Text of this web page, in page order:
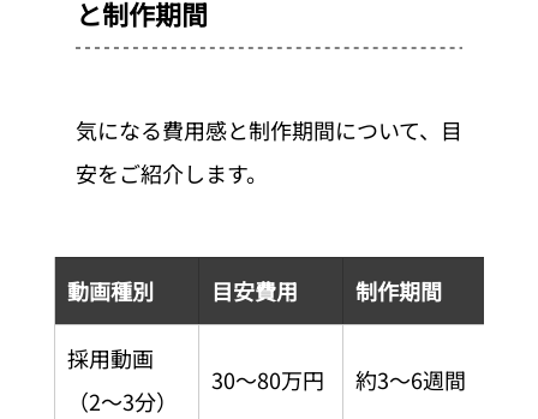
と制作期間
気になる費用感と制作期間について、目
安をご紹介します。
動画種別 目安費用 制作期間
採用動画
（2〜3分）
30〜80万円 約3〜6週間